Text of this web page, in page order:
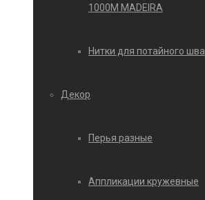
1000М MADEIRA
Нитки для потайного шва
Декор
Перья разные
Аппликации кружевные